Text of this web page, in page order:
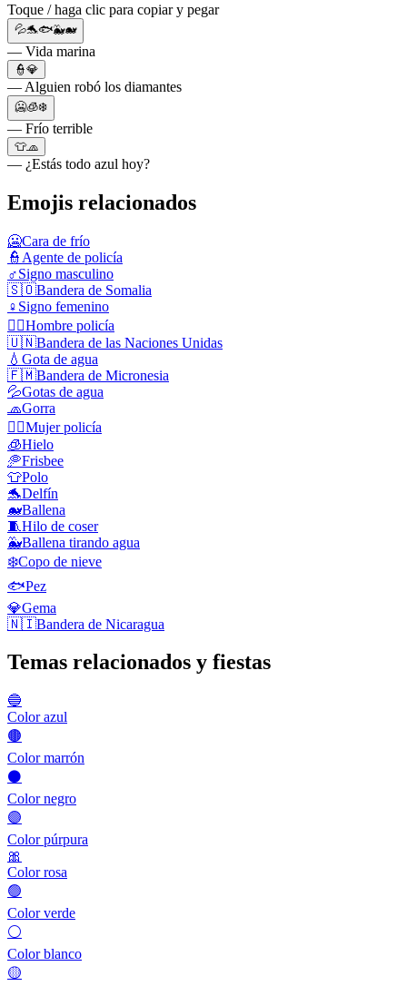
Toque / haga clic para copiar y pegar
💦🐬🐟🐳🐋
— Vida marina
👮💎
— Alguien robó los diamantes
🥶🧊❄️
— Frío terrible
👕🧢
— ¿Estás todo azul hoy?
Emojis relacionados
🥶Cara de frío
👮 Agente de policía
♂️Signo masculino
🇸🇴Bandera de Somalia
♀️ Signo femenino
👮‍♂️Hombre policía
🇺🇳Bandera de las Naciones Unidas
💧 Gota de agua
🇫🇲Bandera de Micronesia
💦Gotas de agua
🧢Gorra
👮‍♀️Mujer policía
🧊Hielo
🥏Frisbee
👕Polo
🐬Delfín
🐋Ballena
🧵Hilo de coser
🐳Ballena tirando agua
❄️Copo de nieve
🐟Pez
💎Gema
🇳🇮Bandera de Nicaragua
Temas relacionados y fiestas
🔵
Color azul
🟤
Color marrón
⚫
Color negro
🟣
Color púrpura
🎀
Color rosa
🟢
Color verde
⚪
Color blanco
🟡